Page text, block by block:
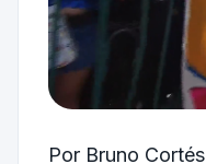
Por Bruno Cortés